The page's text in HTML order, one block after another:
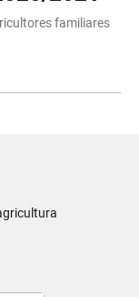
familiares